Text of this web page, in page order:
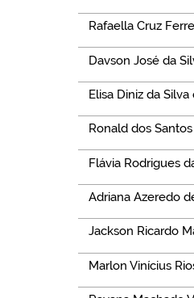
Rafaella Cruz
Davson José da
Elisa Diniz da Silva
Ronald dos
Flávia Rodrigues
Adriana Azeredo
Jackson Ricardo
Marlon Vinícius